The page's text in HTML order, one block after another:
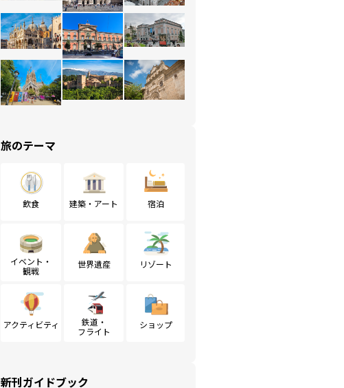
旅のテーマ
飲食 建築・アート 宿泊
イベント・
観戦
世界遺産 リゾート
アクティビティ
鉄道・
フライト
ショップ
新刊ガイドブック